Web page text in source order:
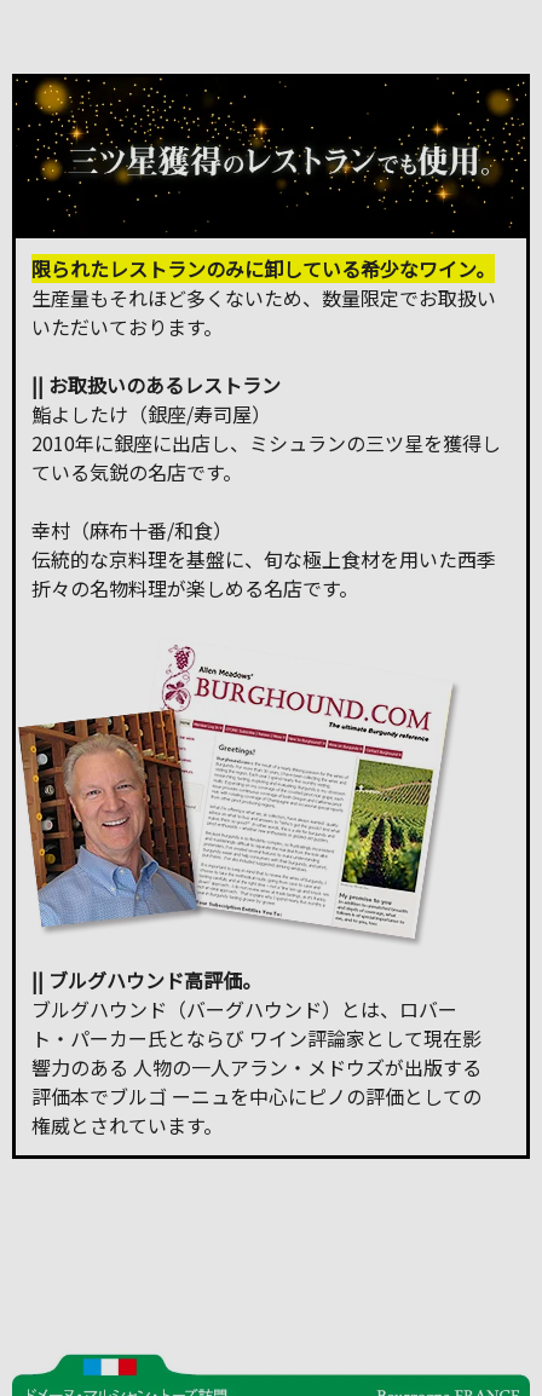
限られたレストランのみに卸している希少なワイン。
生産量もそれほど多くないため、数量限定でお取扱い
いただいております。
|| お取扱いのあるレストラン
鮨よしたけ（銀座/寿司屋）
2010年に銀座に出店し、ミシュランの三ツ星を獲得し
ている気鋭の名店です。
幸村（麻布十番/和食）
伝統的な京料理を基盤に、旬な極上食材を用いた西季
折々の名物料理が楽しめる名店です。
|| ブルグハウンド高評価。
ブルグハウンド（バーグハウンド）とは、ロバー
ト・パーカー氏とならび ワイン評論家として現在影
響力のある 人物の一人アラン・メドウズが出版する
評価本でブルゴ ーニュを中心にピノの評価としての
権威とされています。